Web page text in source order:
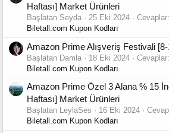
Haftası] Market Ürünleri
Başlatan Seyda 25 Eki 2024
Biletall.com Kupon Kodları
Amazon Prime Alışveriş Festivali
Başlatan Damla 18 Eki 2024
Biletall.com Kupon Kodları
Amazon Prime Özel 3 Alana % 15
Haftası] Market Ürünleri
Başlatan LeylaSes 16 Eki 2024
Biletall.com Kupon Kodları